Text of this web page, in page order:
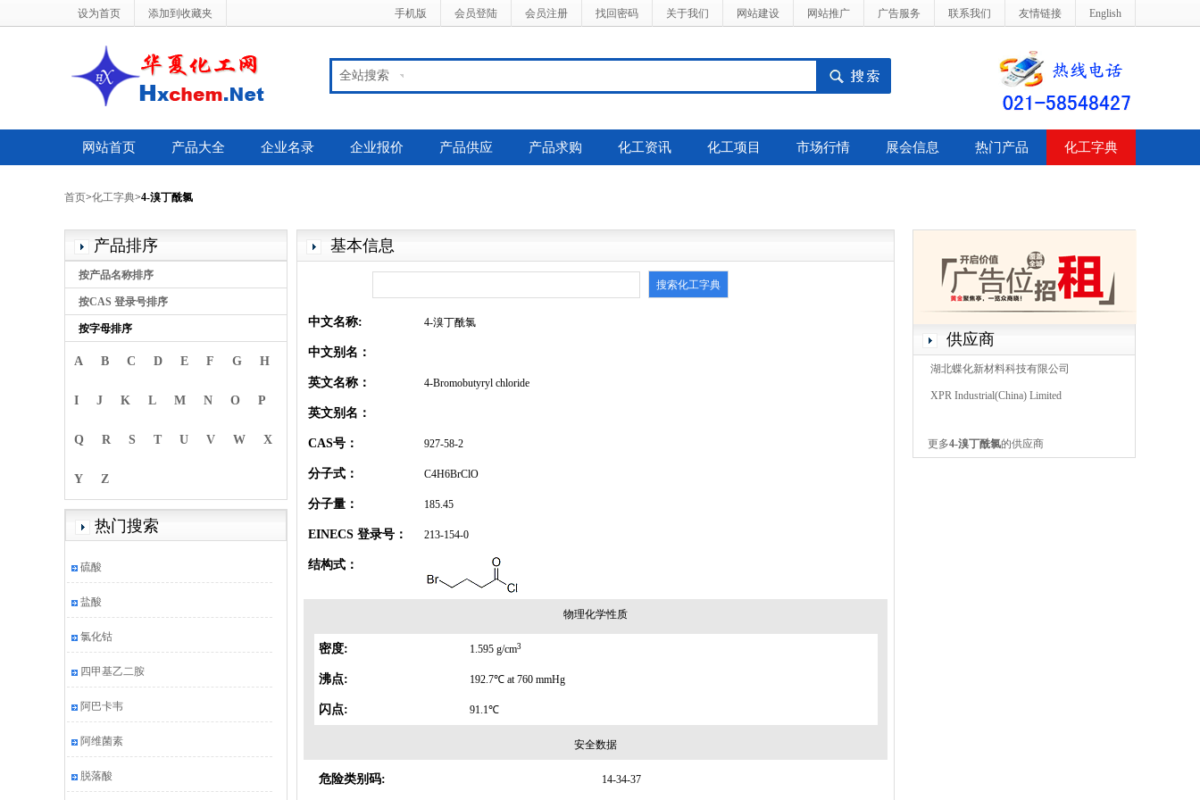
设为首页 添加到收藏夹 手机版 会员登陆 会员注册 找回密码 关于我们 网站建设 网站推广 广告服务 联系我们 友情链接 English
全站搜索
网站首页 产品大全 企业名录 企业报价 产品供应 产品求购 化工资讯 化工项目 市场行情 展会信息 热门产品 化工字典
首页>化工字典>4-溴丁酰氯
产品排序
按产品名称排序
按CAS 登录号排序
按字母排序
A B C D E F G H
I J K L M N O P
Q R S T U V W X
Y Z
热门搜索
硫酸
盐酸
氯化钴
四甲基乙二胺
阿巴卡韦
阿维菌素
脱落酸
基本信息
中文名称: 4-溴丁酰氯
中文别名：
英文名称： 4-Bromobutyryl chloride
英文别名：
CAS号： 927-58-2
分子式： C4H6BrClO
分子量： 185.45
EINECS 登录号： 213-154-0
结构式：
物理化学性质
密度: 1.595 g/cm3
沸点: 192.7℃ at 760 mmHg
闪点: 91.1℃
安全数据
危险类别码: 14-34-37
供应商
湖北蝶化新材料科技有限公司
XPR Industrial(China) Limited
更多4-溴丁酰氯的供应商